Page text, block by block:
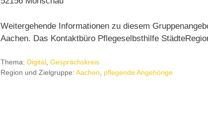
Weitergehende Informationen zu diesem
Aachen. Das Kontaktbüro Pflegeselbsthilfe
Thema: Digital, Gesprächskreis
Region und Zielgruppe: Aachen, pflegende Angehörige